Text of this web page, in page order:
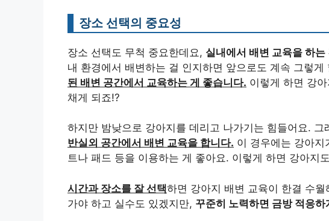
장소 선택의 중요성
장소 선택도 무척 중요한데요, 실내에서 배변 교육을 하는
내 환경에서 배변하는 걸 인지하면 앞으로도 계속 그렇
된 배변 공간에서 교육하는 게 좋습니다. 이렇게 하면 강
채게 되죠!?
하지만 밤낮으로 강아지를 데리고 나가기는 힘들어요. 그
반실외 공간에서 배변 교육을 합니다. 이 경우에는 강아지
트나 패드 등을 이용하는 게 좋아요. 이렇게 하면 강아지
시간과 장소를 잘 선택하면 강아지 배변 교육이 한결 수
가야 하고 실수도 있겠지만, 꾸준히 노력하면 금방 적응하